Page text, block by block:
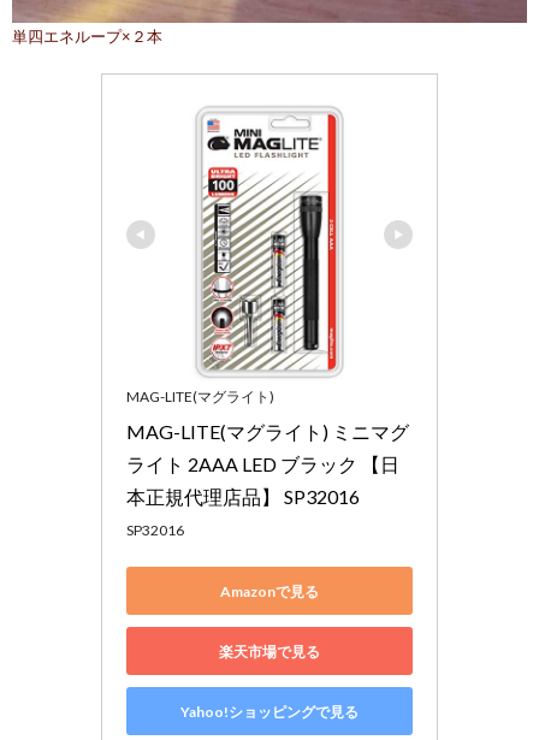
単四エネループ×２本
MAG-LITE(マグライト)
MAG-LITE(マグライト) ミニマグ
ライト 2AAA LED ブラック 【日
本正規代理店品】 SP32016
SP32016
Amazonで見る
楽天市場で見る
Yahoo!ショッピングで見る